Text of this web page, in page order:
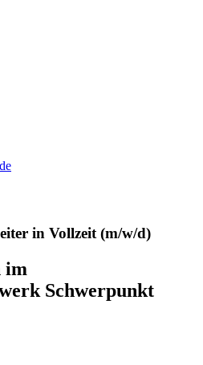
in Vollzeit (m/w/d)
im
Schwerpunkt